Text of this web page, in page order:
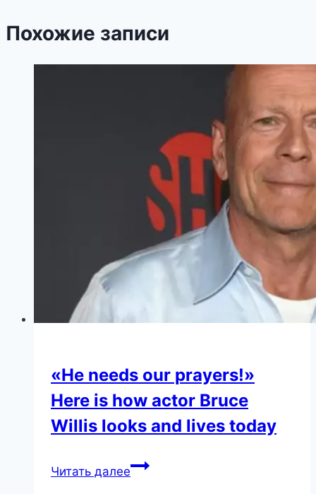
Похожие записи
«He needs our prayers!»
Here is how actor Bruce
Willis looks and lives today
Читать далее«He